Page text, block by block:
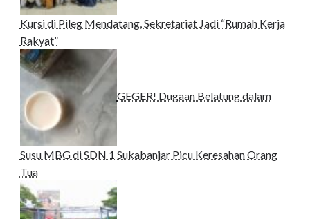
Kursi di Pileg Mendatang, Sekretariat Jadi “Rumah Kerja
Rakyat”
GEGER! Dugaan Belatung dalam
Susu MBG di SDN 1 Sukabanjar Picu Keresahan Orang
Tua